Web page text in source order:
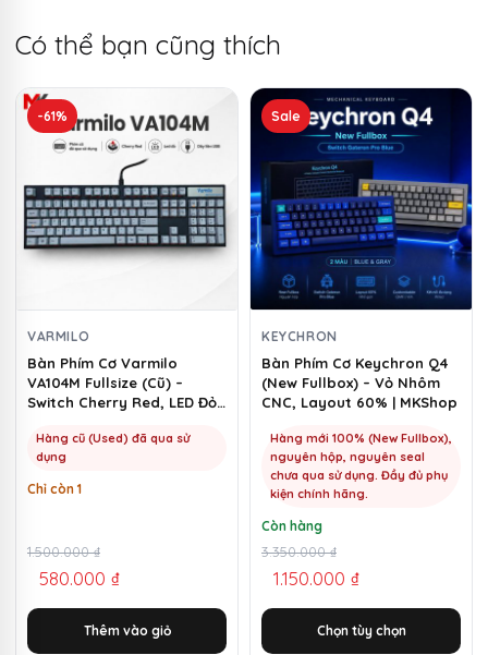
Có thể bạn cũng thích
-61%
VARMILO
Bàn Phím Cơ Varmilo
VA104M Fullsize (Cũ) –
Switch Cherry Red, LED Đỏ |
Hàng cũ (Used) đã qua sử
dụng
Chỉ còn 1
1.500.000₫
Giá
gốc
là:
1.500.000 ₫.
580.000 ₫
Giá
hiện
tại
là:
Thêm vào giỏ
Sale
KEYCHRON
Bàn Phím Cơ Keychron Q4
(New Fullbox) – Vỏ Nhôm
CNC, Layout 60% | MKShop
Hàng mới 100% (New Fullbox),
nguyên hộp, nguyên seal
chưa qua sử dụng. Đầy đủ phụ
kiện chính hãng.
Còn hàng
3.350.000₫
Giá
gốc
là:
3.350.000 ₫.
1.150.000 ₫
Giá
hiện
tại
là:
Chọn tùy chọn
Sản
phẩm
có
nhiều
biến
thể.
Các
tùy
chọn
có
thể
được
chọn
trên
trang
sản
phẩm